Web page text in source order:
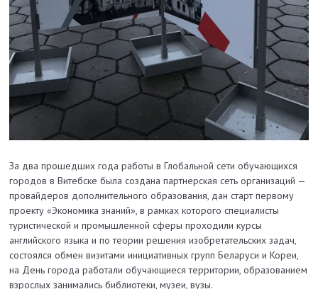
За два прошедших года работы в Глобальной сети обучающихся
городов в Витебске была создана партнерская сеть организаций —
провайдеров дополнительного образования, дан старт первому
проекту «Экономика знаний», в рамках которого специалисты
туристической и промышленной сферы проходили курсы
английского языка и по теории решения изобретательских задач,
состоялся обмен визитами инициативных групп Беларуси и Кореи,
на День города работали обучающиеся территории, образованием
взрослых занимались библиотеки, музеи, вузы.